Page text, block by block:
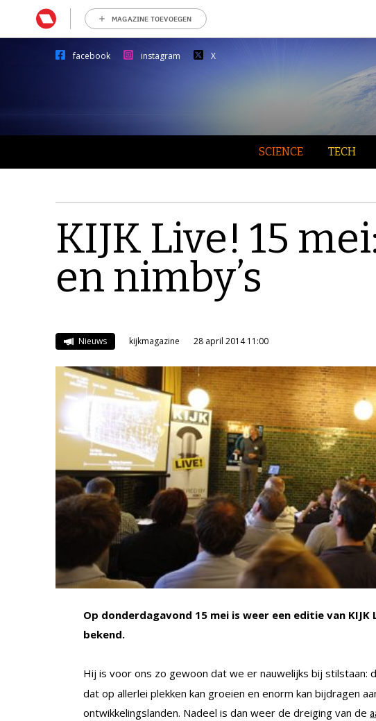
MAGAZINE TOEVOEGEN
facebook instagram X
SCIENCE TECH
KIJK Live! 15
en nimby’s
Nieuws kijkmagazine 28 april 2014 11:00
Op donderdagavond 15 mei is weer een editie van
bekend.
Hij is voor ons zo gewoon dat we er nauwelijks bij stilstaan:
dat op allerlei plekken kan groeien en enorm kan bijdragen
ontwikkelingslanden. Nadeel is dan weer de dreiging van de